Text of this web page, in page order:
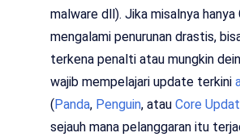
malware dll). Jika misalnya hanya
mengalami penurunan drastis,
terkena penalti atau mungkin
wajib mempelajari update terkini
(Panda, Penguin, atau Core
sejauh mana pelanggaran itu